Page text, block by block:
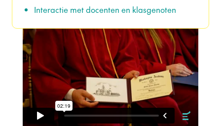
Interactie met docenten en klasgenoten